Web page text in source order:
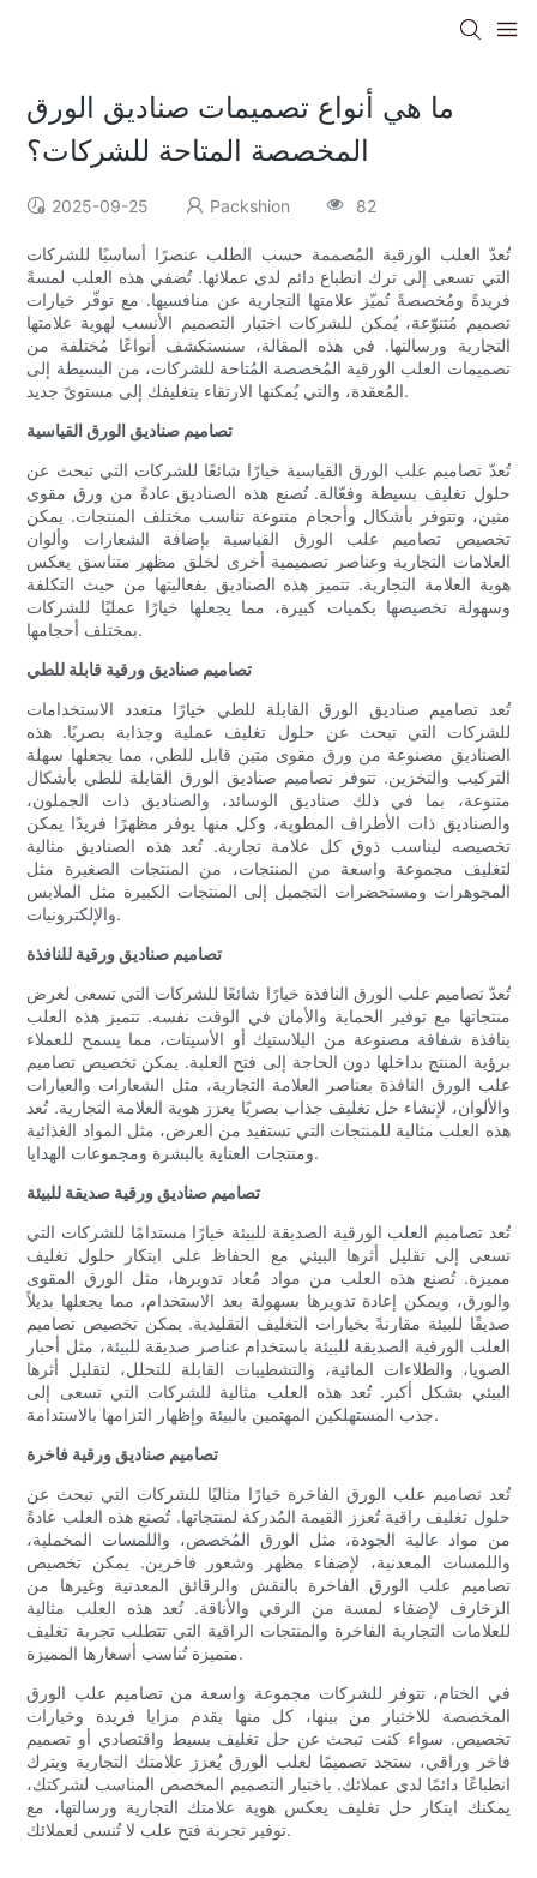
ما هي أنواع تصميمات صناديق الورق
المخصصة المتاحة للشركات؟
2025-09-25 Packshion 82
تُعدّ العلب الورقية المُصممة حسب الطلب عنصرًا أساسيًا للشركات
التي تسعى إلى ترك انطباع دائم لدى عملائها. تُضفي هذه العلب لمسةً
فريدةً ومُخصصةً تُميّز علامتها التجارية عن منافسيها. مع توفّر خيارات
تصميم مُتنوّعة، يُمكن للشركات اختيار التصميم الأنسب لهوية علامتها
التجارية ورسالتها. في هذه المقالة، سنستكشف أنواعًا مُختلفة من
تصميمات العلب الورقية المُخصصة المُتاحة للشركات، من البسيطة إلى
المُعقدة، والتي يُمكنها الارتقاء بتغليفك إلى مستوىً جديد.
تصاميم صناديق الورق القياسية
تُعدّ تصاميم علب الورق القياسية خيارًا شائعًا للشركات التي تبحث عن
حلول تغليف بسيطة وفعّالة. تُصنع هذه الصناديق عادةً من ورق مقوى
متين، وتتوفر بأشكال وأحجام متنوعة تناسب مختلف المنتجات. يمكن
تخصيص تصاميم علب الورق القياسية بإضافة الشعارات وألوان
العلامات التجارية وعناصر تصميمية أخرى لخلق مظهر متناسق يعكس
هوية العلامة التجارية. تتميز هذه الصناديق بفعاليتها من حيث التكلفة
وسهولة تخصيصها بكميات كبيرة، مما يجعلها خيارًا عمليًا للشركات
بمختلف أحجامها.
تصاميم صناديق ورقية قابلة للطي
تُعد تصاميم صناديق الورق القابلة للطي خيارًا متعدد الاستخدامات
للشركات التي تبحث عن حلول تغليف عملية وجذابة بصريًا. هذه
الصناديق مصنوعة من ورق مقوى متين قابل للطي، مما يجعلها سهلة
التركيب والتخزين. تتوفر تصاميم صناديق الورق القابلة للطي بأشكال
متنوعة، بما في ذلك صناديق الوسائد، والصناديق ذات الجملون،
والصناديق ذات الأطراف المطوية، وكل منها يوفر مظهرًا فريدًا يمكن
تخصيصه ليناسب ذوق كل علامة تجارية. تُعد هذه الصناديق مثالية
لتغليف مجموعة واسعة من المنتجات، من المنتجات الصغيرة مثل
المجوهرات ومستحضرات التجميل إلى المنتجات الكبيرة مثل الملابس
والإلكترونيات.
تصاميم صناديق ورقية للنافذة
تُعدّ تصاميم علب الورق النافذة خيارًا شائعًا للشركات التي تسعى لعرض
منتجاتها مع توفير الحماية والأمان في الوقت نفسه. تتميز هذه العلب
بنافذة شفافة مصنوعة من البلاستيك أو الأسيتات، مما يسمح للعملاء
برؤية المنتج بداخلها دون الحاجة إلى فتح العلبة. يمكن تخصيص تصاميم
علب الورق النافذة بعناصر العلامة التجارية، مثل الشعارات والعبارات
والألوان، لإنشاء حل تغليف جذاب بصريًا يعزز هوية العلامة التجارية. تُعد
هذه العلب مثالية للمنتجات التي تستفيد من العرض، مثل المواد الغذائية
ومنتجات العناية بالبشرة ومجموعات الهدايا.
تصاميم صناديق ورقية صديقة للبيئة
تُعد تصاميم العلب الورقية الصديقة للبيئة خيارًا مستدامًا للشركات التي
تسعى إلى تقليل أثرها البيئي مع الحفاظ على ابتكار حلول تغليف
مميزة. تُصنع هذه العلب من مواد مُعاد تدويرها، مثل الورق المقوى
والورق، ويمكن إعادة تدويرها بسهولة بعد الاستخدام، مما يجعلها بديلاً
صديقًا للبيئة مقارنةً بخيارات التغليف التقليدية. يمكن تخصيص تصاميم
العلب الورقية الصديقة للبيئة باستخدام عناصر صديقة للبيئة، مثل أحبار
الصويا، والطلاءات المائية، والتشطيبات القابلة للتحلل، لتقليل أثرها
البيئي بشكل أكبر. تُعد هذه العلب مثالية للشركات التي تسعى إلى
جذب المستهلكين المهتمين بالبيئة وإظهار التزامها بالاستدامة.
تصاميم صناديق ورقية فاخرة
تُعد تصاميم علب الورق الفاخرة خيارًا مثاليًا للشركات التي تبحث عن
حلول تغليف راقية تُعزز القيمة المُدركة لمنتجاتها. تُصنع هذه العلب عادةً
من مواد عالية الجودة، مثل الورق المُخصص، واللمسات المخملية،
واللمسات المعدنية، لإضفاء مظهر وشعور فاخرين. يمكن تخصيص
تصاميم علب الورق الفاخرة بالنقش والرقائق المعدنية وغيرها من
الزخارف لإضفاء لمسة من الرقي والأناقة. تُعد هذه العلب مثالية
للعلامات التجارية الفاخرة والمنتجات الراقية التي تتطلب تجربة تغليف
متميزة تُناسب أسعارها المميزة.
في الختام، تتوفر للشركات مجموعة واسعة من تصاميم علب الورق
المخصصة للاختيار من بينها، كل منها يقدم مزايا فريدة وخيارات
تخصيص. سواء كنت تبحث عن حل تغليف بسيط واقتصادي أو تصميم
فاخر وراقي، ستجد تصميمًا لعلب الورق يُعزز علامتك التجارية ويترك
انطباعًا دائمًا لدى عملائك. باختيار التصميم المخصص المناسب لشركتك،
يمكنك ابتكار حل تغليف يعكس هوية علامتك التجارية ورسالتها، مع
توفير تجربة فتح علب لا تُنسى لعملائك.